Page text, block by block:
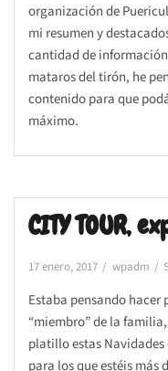
organización de
mi resumen y
cantidad de
mataros del tirón, he
contenido para que
máximo.
CITY TOUR,
17 enero, 2017 wpadm
Estaba pensando hacer
“miembro” de la
platillo estas Navidades
para los que estéis más